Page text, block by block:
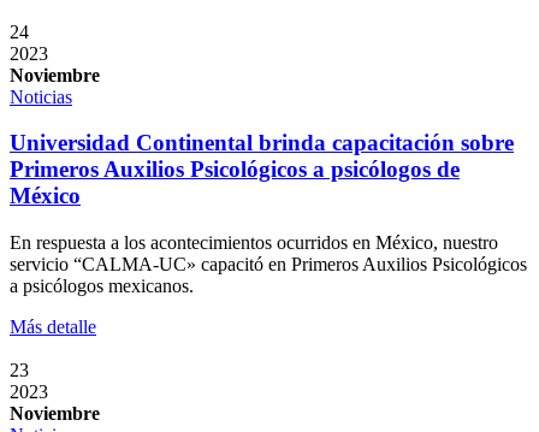
24
2023
Noviembre
Noticias
Universidad Continental brinda capacitación sobre
Primeros Auxilios Psicológicos a psicólogos de
México
En respuesta a los acontecimientos ocurridos en México, nuestro
servicio “CALMA-UC» capacitó en Primeros Auxilios Psicológicos
a psicólogos mexicanos.
Más detalle
23
2023
Noviembre